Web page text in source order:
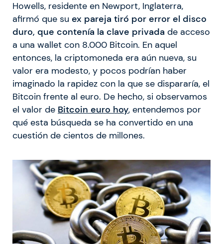
Howells, residente en Newport, Inglaterra,
afirmó que su ex pareja tiró por error el disco
duro, que contenía la clave privada de acceso
a una wallet con 8.000 Bitcoin. En aquel
entonces, la criptomoneda era aún nueva, su
valor era modesto, y pocos podrían haber
imaginado la rapidez con la que se dispararía, el
Bitcoin frente al euro. De hecho, si observamos
el valor de Bitcoin euro hoy, entendemos por
qué esta búsqueda se ha convertido en una
cuestión de cientos de millones.